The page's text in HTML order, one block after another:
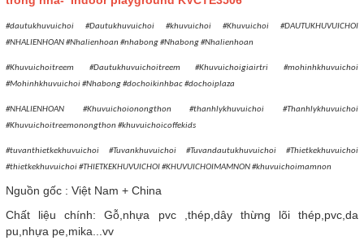
#dautukhuvuichoi #Dautukhuvuichoi #khuvuichoi #Khuvuichoi #DAUTUKHUVUICHOI
#NHALIENHOAN #Nhalienhoan #nhabong #Nhabong #Nhalienhoan
#Khuvuichoitreem #Dautukhuvuichoitreem #Khuvuichoigiairtri #mohinhkhuvuichoi
#Mohinhkhuvuichoi #Nhabong #dochoikinhbac #dochoiplaza
#NHALIENHOAN #Khuvuichoionongthon #thanhlykhuvuichoi #Thanhlykhuvuichoi
#Khuvuichoitreemonongthon #khuvuichoicoffekids
#tuvanthietkekhuvuichoi #Tuvankhuvuichoi #Tuvandautukhuvuichoi #Thietkekhuvuichoi
#thietkekhuvuichoi #THIETKEKHUVUICHOI #KHUVUICHOIMAMNON #khuvuichoimamnon
Nguồn gốc : Việt Nam + China
Chất liệu chính: Gỗ,nhựa pvc ,thép,dây thừng lõi thép,pvc,da
pu,nhựa pe,mika...vv